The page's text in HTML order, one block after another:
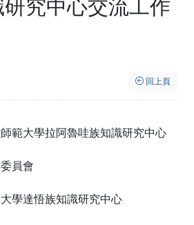
究中心交流工作
回上頁
範大學拉阿魯哇族知識研究中心
員會
學達悟族知識研究中心